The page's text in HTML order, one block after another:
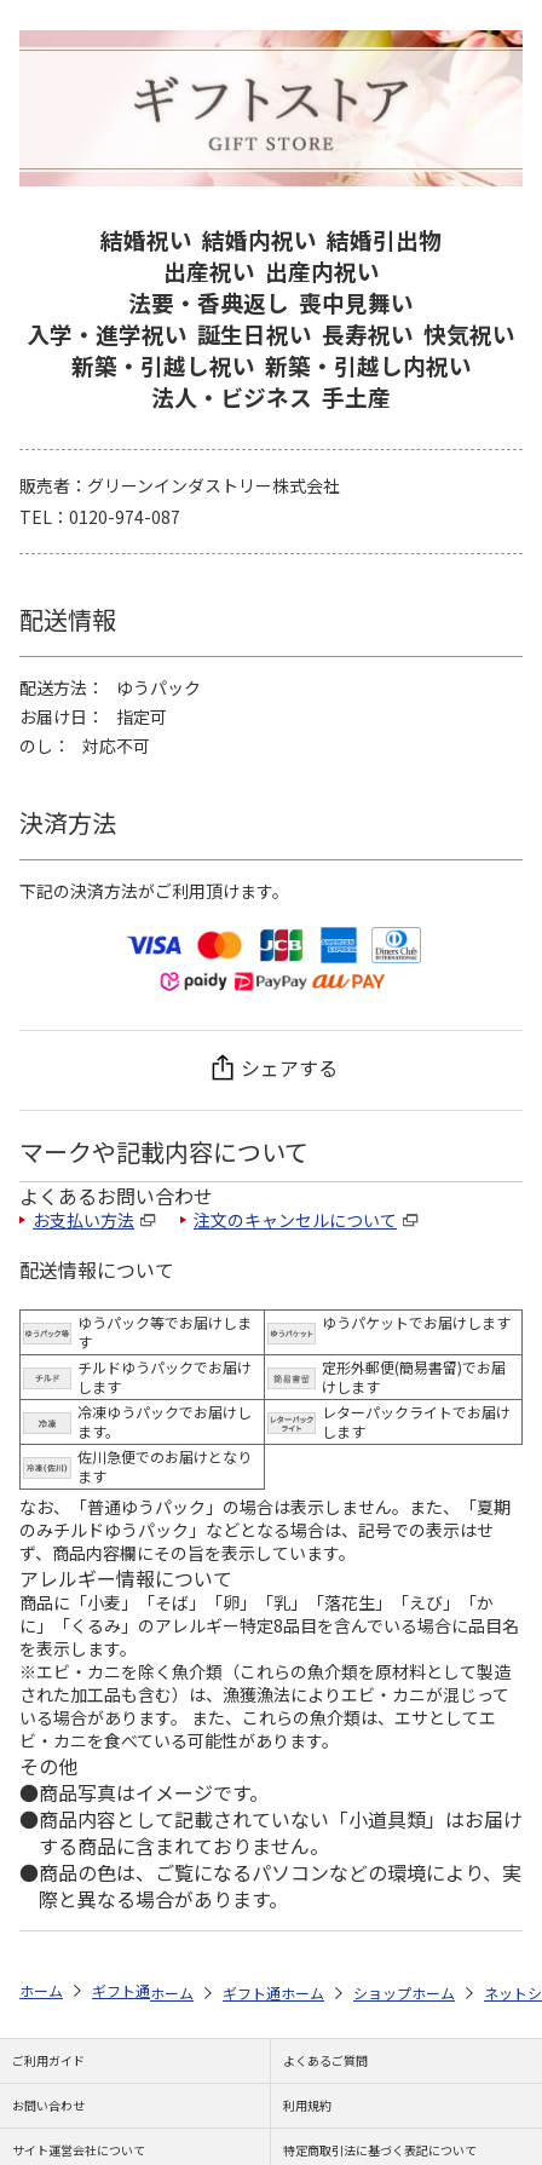
結婚祝い 結婚内祝い 結婚引出物
出産祝い 出産内祝い
法要・香典返し 喪中見舞い
入学・進学祝い 誕生日祝い 長寿祝い 快気祝い
新築・引越し祝い 新築・引越し内祝い
法人・ビジネス 手土産
販売者
グリーンインダストリー株式会社
TEL
0120-974-087
配送情報
配送方法
ゆうパック
お届け日
指定可
のし
対応不可
決済方法
下記の決済方法がご利用頂けます。
シェアする
マークや記載内容について
よくあるお問い合わせ
お支払い方法 注文のキャンセルについて
配送情報について
ゆうパック等でお届けしま
す
ゆうパケットでお届けします
チルドゆうパックでお届け
します
定形外郵便(簡易書留)でお届
けします
冷凍ゆうパックでお届けし
ます。
レターパックライトでお届け
します
佐川急便でのお届けとなり
ます
なお、「普通ゆうパック」の場合は表示しません。また、「夏期
のみチルドゆうパック」などとなる場合は、記号での表示はせ
ず、商品内容欄にその旨を表示しています。
アレルギー情報について
商品に「小麦」「そば」「卵」「乳」「落花生」「えび」「か
に」「くるみ」のアレルギー特定8品目を含んでいる場合に品目名
を表示します。
※エビ・カニを除く魚介類（これらの魚介類を原材料として製造
された加工品も含む）は、漁獲漁法によりエビ・カニが混じって
いる場合があります。 また、これらの魚介類は、エサとしてエ
ビ・カニを食べている可能性があります。
その他
商品写真はイメージです。
商品内容として記載されていない「小道具類」はお届け
する商品に含まれておりません。
商品の色は、ご覧になるパソコンなどの環境により、実
際と異なる場合があります。
ホーム ギフト通販 フラワーギフト 「スタイル」で選ぶ 花とス
ホーム ギフト通販 フラワーギフト ストア一覧
ホーム ショップ一覧 flower
ホーム ネット
ご利用ガイド よくあるご質問
お問い合わせ 利用規約
サイト運営会社について 特定商取引法に基づく表記について